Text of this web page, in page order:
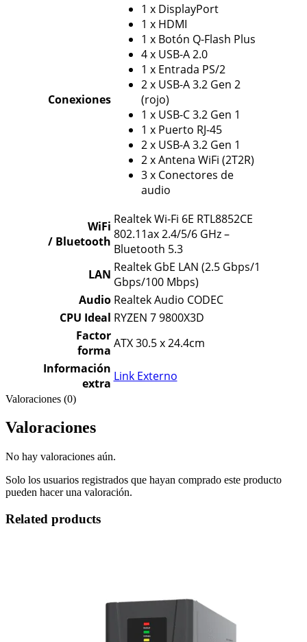
Conexiones
1 x DisplayPort
1 x HDMI
1 x Botón Q-Flash Plus
4 x USB-A 2.0
1 x Entrada PS/2
2 x USB-A 3.2 Gen 2
(rojo)
1 x USB-C 3.2 Gen 1
1 x Puerto RJ-45
2 x USB-A 3.2 Gen 1
2 x Antena WiFi (2T2R)
3 x Conectores de
audio
WiFi
/ Bluetooth
Realtek Wi-Fi 6E RTL8852CE
802.11ax 2.4/5/6 GHz –
Bluetooth 5.3
LAN Realtek GbE LAN (2.5 Gbps/1
Gbps/100 Mbps)
Audio Realtek Audio CODEC
CPU Ideal RYZEN 7 9800X3D
Factor
forma ATX 30.5 x 24.4cm
Información
extra Link Externo
Valoraciones (0)
Valoraciones
No hay valoraciones aún.
Solo los usuarios registrados que hayan comprado este producto
pueden hacer una valoración.
Related products